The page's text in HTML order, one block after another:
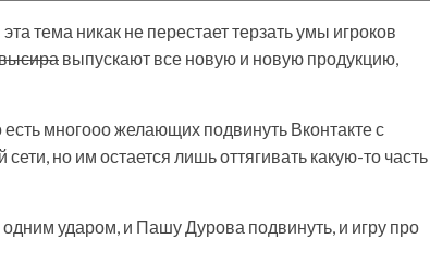
тема никак не перестает терзать умы игроков
выпускают все новую и новую продукцию,
есть многооо желающих подвинуть Вконтакте с
но им остается лишь оттягивать какую-то часть
ударом, и Пашу Дурова подвинуть, и игру про